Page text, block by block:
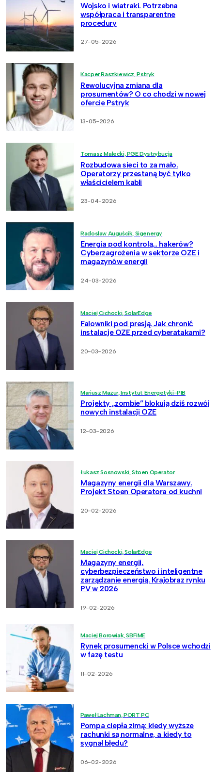
Wojsko i wiatraki. Potrzebna
współpraca i transparentne
procedury
27-05-2026
Kacper Raszkiewicz, Pstryk
Rewolucyjna zmiana dla
prosumentów? O co chodzi w nowej
ofercie Pstryk
13-05-2026
Tomasz Małecki, PGE Dystrybucja
Rozbudowa sieci to za mało.
Operatorzy przestaną być tylko
właścicielem kabli
23-04-2026
Radosław Auguścik, Sigenergy
Energia pod kontrolą… hakerów?
Cyberzagrożenia w sektorze OZE i
magazynów energii
24-03-2026
Maciej Cichocki, SolarEdge
Falowniki pod presją. Jak chronić
instalacje OZE przed cyberatakami?
20-03-2026
Mariusz Mazur, Instytut Energetyki-PIB
Projekty „zombie” blokują dziś rozwój
nowych instalacji OZE
12-03-2026
Łukasz Sosnowski, Stoen Operator
Magazyny energii dla Warszawy.
Projekt Stoen Operatora od kuchni
20-02-2026
Maciej Cichocki, SolarEdge
Magazyny energii,
cyberbezpieczeństwo i inteligentne
zarządzanie energią. Krajobraz rynku
PV w 2026
19-02-2026
Maciej Borowiak, SBFiME
Rynek prosumencki w Polsce wchodzi
w fazę testu
11-02-2026
Paweł Lachman, PORT PC
Pompa ciepła zimą: kiedy wyższe
rachunki są normalne, a kiedy to
sygnał błędu?
06-02-2026